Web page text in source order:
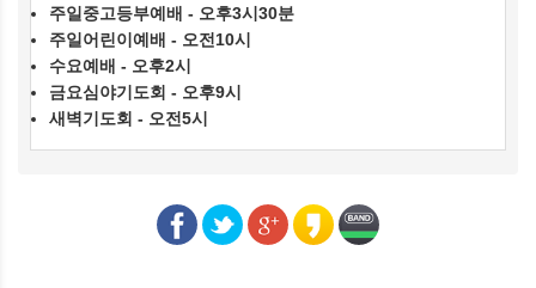
주일중고등부예배 - 오후3시30분
주일어린이예배 - 오전10시
수요예배 - 오후2시
금요심야기도회 - 오후9시
새벽기도회 - 오전5시